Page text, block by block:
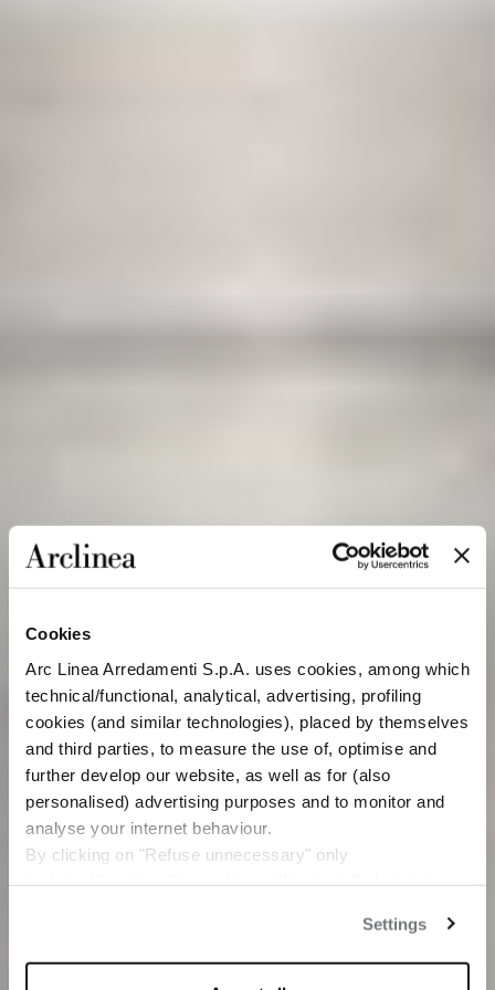
Cookies
Arc Linea Arredamenti S.p.A. uses cookies, among which
technical/functional, analytical, advertising, profiling
cookies (and similar technologies), placed by themselves
and third parties, to measure the use of, optimise and
further develop our website, as well as for (also
personalised) advertising purposes and to monitor and
analyse your internet behaviour.
By clicking on "Refuse unnecessary" only
By clicking on "Accept all" you consent to the use of all
the cookies.
Settings